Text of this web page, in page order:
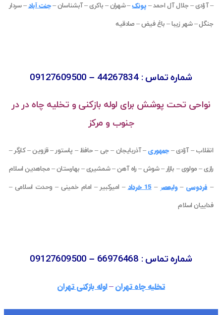
–آزادی–جلال آل احمد– پونک–شهران– باکری–آبشناسان–جنت آباد–سردار
جنگل–شهر زیبا–باغ فیض– صادقیه
شماره تماس : 44267834 – 09127609500
نواحی تحت پوشش برای لوله بازکنی و تخلیه چاه در در
جنوب و مرکز
انقلاب–آزادی–جمهوری–آذربایجان–جی–حافظ– پاستور–قزوین–کارگر–
رازی– مولوی– بازار–شوش– راه آهن–شمشیری– بهارستان– مجاهدین اسلام
–فردوسی –ولیعصر –15 خرداد – امیرکبیر – امام خمینی – وحدت اسلامی –
فداییان اسلام
شماره تماس : 66976468 – 09127609500
تخلیه چاه تهران –لوله بازکنی تهران